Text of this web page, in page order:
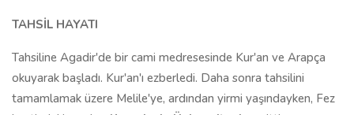
TAHSİL HAYATI
Tahsiline Agadir'de bir cami medresesinde Kur'an ve Arapça
okuyarak başladı. Kur'an'ı ezberledi. Daha sonra tahsilini
tamamlamak üzere Melile'ye, ardından yirmi yaşındayken, Fez